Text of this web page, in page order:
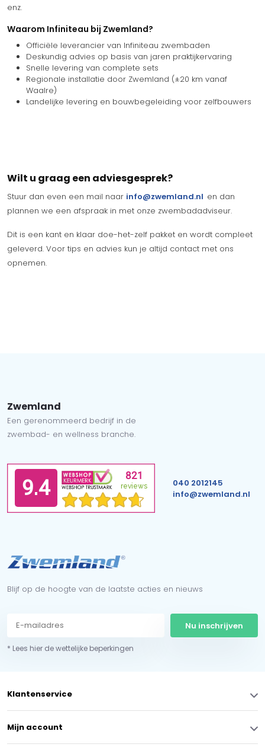
enz.
Waarom Infiniteau bij Zwemland?
Officiële leverancier van Infiniteau zwembaden
Deskundig advies op basis van jaren praktijkervaring
Snelle levering van complete sets
Regionale installatie door Zwemland (±20 km vanaf
Waalre)
Landelijke levering en bouwbegeleiding voor zelfbouwers
Wilt u graag een adviesgesprek?
Stuur dan even een mail naar info@zwemland.nl en dan
plannen we een afspraak in met onze zwembadadviseur.
Dit is een kant en klaar doe-het-zelf pakket en wordt compleet
geleverd. Voor tips en advies kun je altijd contact met ons
opnemen.
Zwemland
Een gerenommeerd bedrijf in de
zwembad- en wellness branche.
040 2012145
info@zwemland.nl
Blijf op de hoogte van de laatste acties en nieuws
Nu inschrijven
* Lees hier de wettelijke beperkingen
Klantenservice
Mijn account